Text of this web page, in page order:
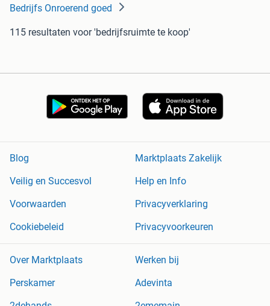
Bedrijfs Onroerend goed
115 resultaten voor 'bedrijfsruimte te koop'
Blog
Marktplaats Zakelijk
Veilig en Succesvol
Help en Info
Voorwaarden
Privacyverklaring
Cookiebeleid
Privacyvoorkeuren
Over Marktplaats
Werken bij
Perskamer
Adevinta